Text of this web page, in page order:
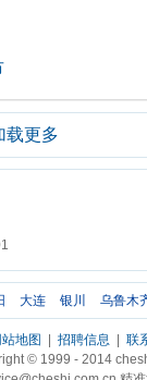
载更多
大连 银川 乌鲁木
站地图 招聘信息
联
© 1999 - 2014